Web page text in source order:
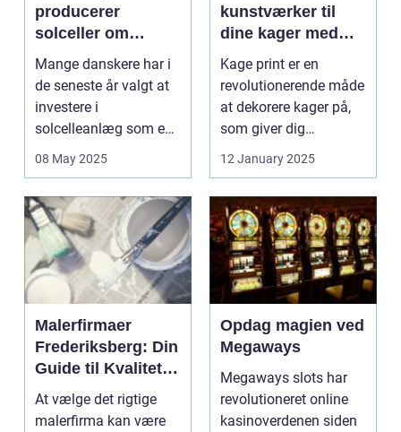
producerer
solceller om
vinteren?
Mange danskere har i
de seneste år valgt at
investere i
solcelleanlæg som en
08 May 2025
kunstværker til
dine kager med
kage print
Kage print er en
revolutionerende måde
at dekorere kager på,
som giver dig
12 January 2025
Malerfirmaer
Frederiksberg: Din
Guide til Kvalitet
og Service
At vælge det rigtige
malerfirma kan være
Opdag magien ved
Megaways
Megaways slots har
revolutioneret online
kasinoverdenen siden